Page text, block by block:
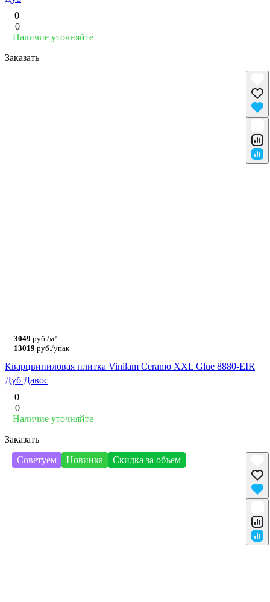
0
0
Наличие уточняйте
Заказать
3049 руб./м²
13019 руб./упак
Кварцвиниловая плитка Vinilam Ceramo XXL Glue 8880-EIR
Дуб Давос
0
0
Наличие уточняйте
Заказать
Советуем
Новинка Скидка за объем